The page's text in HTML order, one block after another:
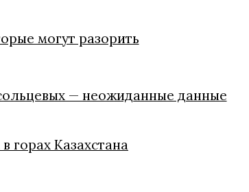
могут разорить
— неожиданные данные
горах Казахстана